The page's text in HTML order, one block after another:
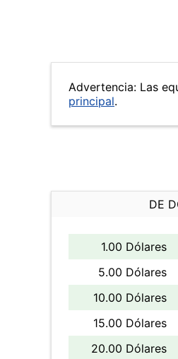
Advertencia: Las
principal.
DE
1.00 Dólares
5.00 Dólares
10.00 Dólares
15.00 Dólares
20.00 Dólares